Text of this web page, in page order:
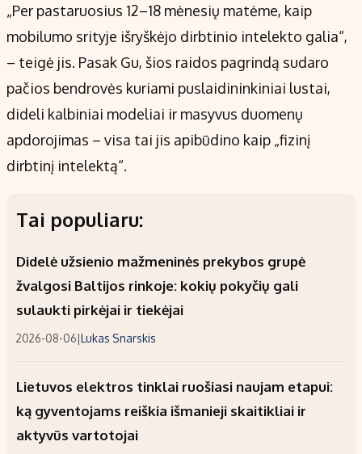
„Per pastaruosius 12–18 mėnesių matėme, kaip
mobilumo srityje išryškėjo dirbtinio intelekto galia“,
– teigė jis. Pasak Gu, šios raidos pagrindą sudaro
pačios bendrovės kuriami puslaidininkiniai lustai,
dideli kalbiniai modeliai ir masyvus duomenų
apdorojimas – visa tai jis apibūdino kaip „fizinį
dirbtinį intelektą“.
Tai populiaru:
Didelė užsienio mažmeninės prekybos grupė
žvalgosi Baltijos rinkoje: kokių pokyčių gali
sulaukti pirkėjai ir tiekėjai
2026-08-06|Lukas Snarskis
Lietuvos elektros tinklai ruošiasi naujam etapui:
ką gyventojams reiškia išmanieji skaitikliai ir
aktyvūs vartotojai